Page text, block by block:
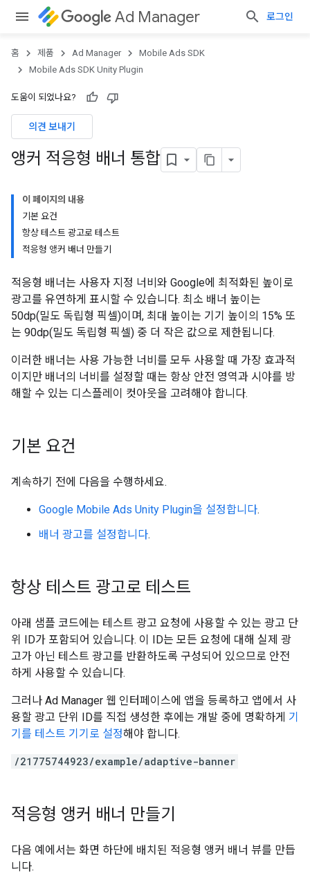
Ad Manager 로그인
홈 제품 Ad Manager
Mobile Ads SDK
Mobile Ads SDK Unity Plugin
도움이 되었나요?
의견 보내기
앵커 적응형 배너 통합
이 페이지의 내용
기본 요건
항상 테스트 광고로 테스트
적응형 앵커 배너 만들기
적응형 배너는 사용자 지정 너비와 Google에 최적화된 높이로
광고를 유연하게 표시할 수 있습니다. 최소 배너 높이는
50dp(밀도 독립형 픽셀)이며, 최대 높이는 기기 높이의 15% 또
는 90dp(밀도 독립형 픽셀) 중 더 작은 값으로 제한됩니다.
이러한 배너는 사용 가능한 너비를 모두 사용할 때 가장 효과적
이지만 배너의 너비를 설정할 때는 항상 안전 영역과 시야를 방
해할 수 있는 디스플레이 컷아웃을 고려해야 합니다.
기본 요건
계속하기 전에 다음을 수행하세요.
Google Mobile Ads Unity Plugin을 설정합니다.
배너 광고를 설정합니다.
항상 테스트 광고로 테스트
아래 샘플 코드에는 테스트 광고 요청에 사용할 수 있는 광고 단
위 ID가 포함되어 있습니다. 이 ID는 모든 요청에 대해 실제 광
고가 아닌 테스트 광고를 반환하도록 구성되어 있으므로 안전
하게 사용할 수 있습니다.
그러나 Ad Manager 웹 인터페이스에 앱을 등록하고 앱에서 사
용할 광고 단위 ID를 직접 생성한 후에는 개발 중에 명확하게 기
기를 테스트 기기로 설정해야 합니다.
/21775744923/example/adaptive-banner
적응형 앵커 배너 만들기
다음 예에서는 화면 하단에 배치된 적응형 앵커 배너 뷰를 만듭
니다.